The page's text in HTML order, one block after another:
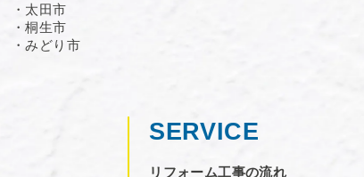
・太田市
・桐生市
・みどり市
SERVICE
リフォーム工事の流れ